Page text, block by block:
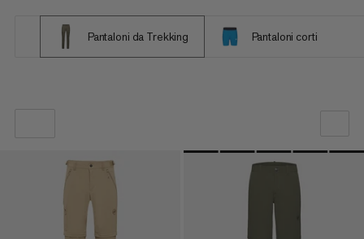
Pantaloni da Trekking Pantaloni corti
LA NOSTRA RACCOMANDAZIONE